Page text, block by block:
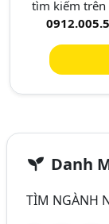
tìm kiếm trên
Danh
TÌM NGÀNH